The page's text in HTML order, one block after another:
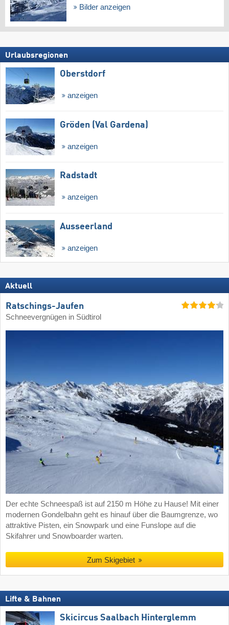
Bilder anzeigen
Urlaubsregionen
Oberstdorf
anzeigen
Gröden (Val Gardena)
anzeigen
Radstadt
anzeigen
Ausseerland
anzeigen
Aktuell
Ratschings-Jaufen
Schneevergnügen in Südtirol
Der echte Schneespaß ist auf 2150 m Höhe zu Hause! Mit einer
modernen Gondelbahn geht es hinauf über die Baumgrenze, wo
attraktive Pisten, ein Snowpark und eine Funslope auf die
Skifahrer und Snowboarder warten.
Zum Skigebiet
Lifte & Bahnen
Skicircus Saalbach Hinterglemm